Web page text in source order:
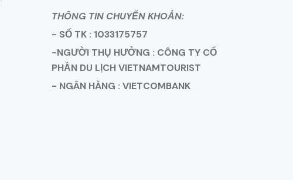
THÔNG TIN CHUYỂN KHOẢN:
- SỐ TK : 1033175757
-NGƯỜI THỤ HƯỞNG : CÔNG TY CỔ
PHẦN DU LỊCH VIETNAMTOURIST
- NGÂN HÀNG : VIETCOMBANK